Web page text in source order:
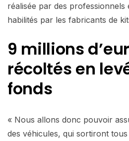
réalisée par des professionnels
habilités par les fabricants de
9 millions
récoltés en
fonds
« Nous allons donc pouvoir
des véhicules, qui sortiront